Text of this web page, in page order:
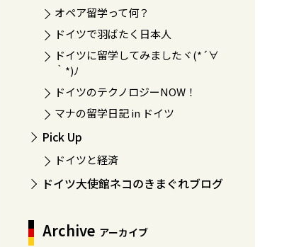
オペア留学って何？
ドイツで羽ばたく日本人
ドイツに留学してみましたヾ(*´∀
｀*)ﾉ
ドイツのテクノロジーNOW！
マナの留学日記 in ドイツ
Pick Up
ドイツと経済
ドイツ大使館ネコのきまぐれブログ
Archive アーカイブ